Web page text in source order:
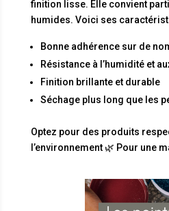
finition lisse. Elle convient
humides. Voici ses
Bonne adhérence sur de
Résistance à l’humidité et
Finition brillante et durable
Séchage plus long que les
Optez pour des produits
l’environnement 🌿 Pour une